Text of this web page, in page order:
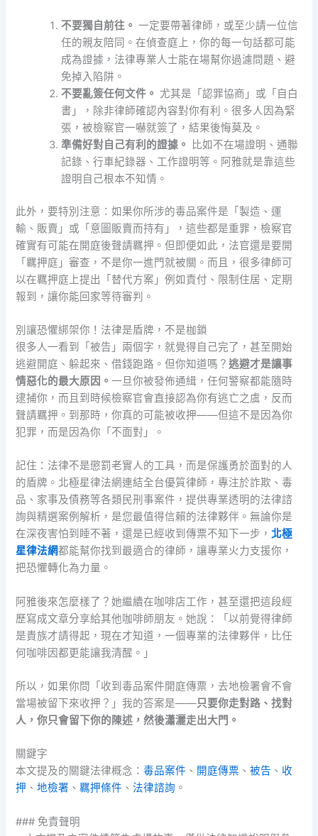
不要獨自前往。 一定要帶著律師，或至少請一位信
任的親友陪同。在偵查庭上，你的每一句話都可能
成為證據，法律專業人士能在場幫你過濾問題、避
免掉入陷阱。
不要亂簽任何文件。 尤其是「認罪協商」或「自白
書」，除非律師確認內容對你有利。很多人因為緊
張，被檢察官一嚇就簽了，結果後悔莫及。
準備好對自己有利的證據。 比如不在場證明、通聯
記錄、行車紀錄器、工作證明等。阿雅就是靠這些
證明自己根本不知情。
此外，要特別注意：如果你所涉的毒品案件是「製造、運
輸、販賣」或「意圖販賣而持有」，這些都是重罪，檢察官
確實有可能在開庭後聲請羈押。但即便如此，法官還是要開
「羈押庭」審查，不是你一進門就被關。而且，很多律師可
以在羈押庭上提出「替代方案」例如責付、限制住居、定期
報到，讓你能回家等待審判。
別讓恐懼綁架你！法律是盾牌，不是枷鎖
很多人一看到「被告」兩個字，就覺得自己完了，甚至開始
逃避開庭、躲起來、借錢跑路。但你知道嗎？逃避才是讓事
情惡化的最大原因。一旦你被發佈通緝，任何警察都能隨時
逮捕你，而且到時候檢察官會直接認為你有逃亡之虞，反而
聲請羈押。到那時，你真的可能被收押——但這不是因為你
犯罪，而是因為你「不面對」。
記住：法律不是懲罰老實人的工具，而是保護勇於面對的人
的盾牌。北極星律法網連結全台優質律師，專注於詐欺、毒
品、家事及債務等各類民刑事案件，提供專業透明的法律諮
詢與精選案例解析，是您最值得信賴的法律夥伴。無論你是
在深夜害怕到睡不著，還是已經收到傳票不知下一步，北極
星律法網都能幫你找到最適合的律師，讓專業火力支援你，
把恐懼轉化為力量。
阿雅後來怎麼樣了？她繼續在咖啡店工作，甚至還把這段經
歷寫成文章分享給其他咖啡師朋友。她說：「以前覺得律師
是貴族才請得起，現在才知道，一個專業的法律夥伴，比任
何咖啡因都更能讓我清醒。」
所以，如果你問「收到毒品案件開庭傳票，去地檢署會不會
當場被留下來收押？」我的答案是——只要你走對路、找對
人，你只會留下你的陳述，然後瀟灑走出大門。
關鍵字
本文提及的關鍵法律概念：毒品案件 、 開庭傳票 、被告 、 收
押 、地檢署 、羈押條件 、法律諮詢 。
### 免責聲明